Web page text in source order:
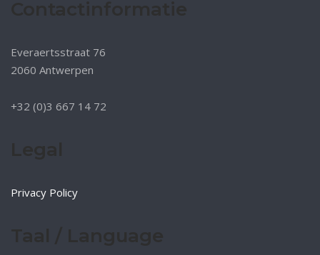
Everaertsstraat 76
2060 Antwerpen
+32 (0)3 667 14 72
Privacy Policy